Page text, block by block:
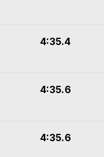
4:35.4
4:35.6
4:35.6